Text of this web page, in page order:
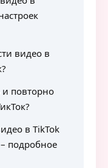
видео в
и повторно
в TikTok
подробное